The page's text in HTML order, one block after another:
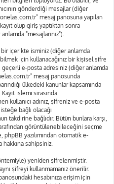
gönderdiği mesajlar (diğer
mesaj panosuna yapılan
olup giriş yaptıktan sonra
"mesajlarınız").
bir içerikte isminiz (diğer anlamda
için kullanacağınız bir kişisel şifre
e-posta adresiniz (diğer anlamda
mesaj panosunda
ülkedeki kanunlar kapsamında
işlemi sırasında
kullanıcı adınız, şifreniz ve e-posta
bağlı olacağı
takdirine bağlıdır. Bütün bunlara karşı,
görüntülenebileceğini seçme
phpBB yazılımından otomatik e-
sahipsiniz.
yeniden şifrelenmiştir.
şifreyi kullanmamanız önerilir.
hesabınıza erişim için